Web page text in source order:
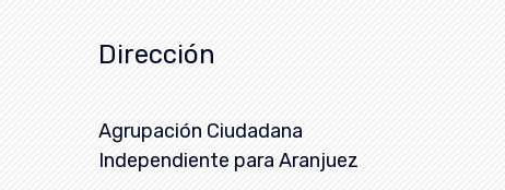
Dirección
Agrupación Ciudadana
Independiente para Aranjuez